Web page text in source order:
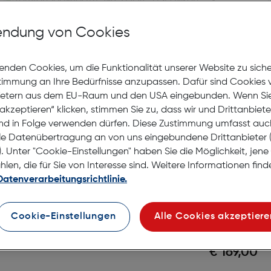
Objektive
Tamron
Lagernd | 2
Preis
€ 611,10
in den
Nikkor
Gratis Versand
Lagernd | 6
€ 169,00
von Cookies
Cookies, um die Funktionalität unserer Website zu
an Ihre Bedürfnisse anzupassen. Dafür sind Cookies
aus dem EU-Raum und den USA eingebunden. Wenn
klicken, stimmen Sie zu, dass wir und
in Folge verwenden dürfen. Diese Zustimmung umfasst
Datenübertragung an von uns eingebundene Drittanbieter
Unter "Cookie-Einstellungen" haben Sie die Möglichkeit,
die für Sie von Interesse sind. Weitere Informationen
Cookie-Einstellungen Alle Cookies